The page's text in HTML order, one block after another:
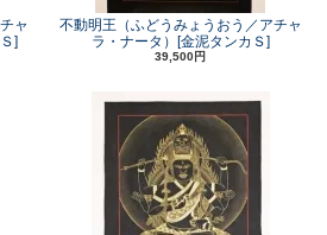
ャ
]
不動明王（ふどうみょうおう／アチャ
ラ・ナータ）[金泥タンカＳ]
39,500円